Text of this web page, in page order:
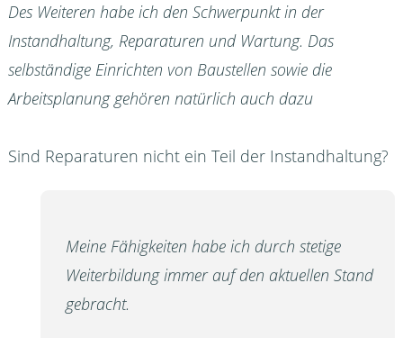
Des Weiteren habe ich den Schwerpunkt in der
Instandhaltung, Reparaturen und Wartung. Das
selbständige Einrichten von Baustellen sowie die
Arbeitsplanung gehören natürlich auch dazu
Sind Reparaturen nicht ein Teil der Instandhaltung?
Meine Fähigkeiten habe ich durch stetige
Weiterbildung immer auf den aktuellen Stand
gebracht.